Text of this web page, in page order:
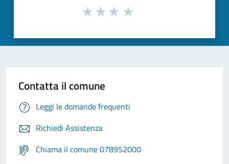
Contatta il comune
Leggi le domande frequenti
Richiedi Assistenza
Chiama il comune 078952000